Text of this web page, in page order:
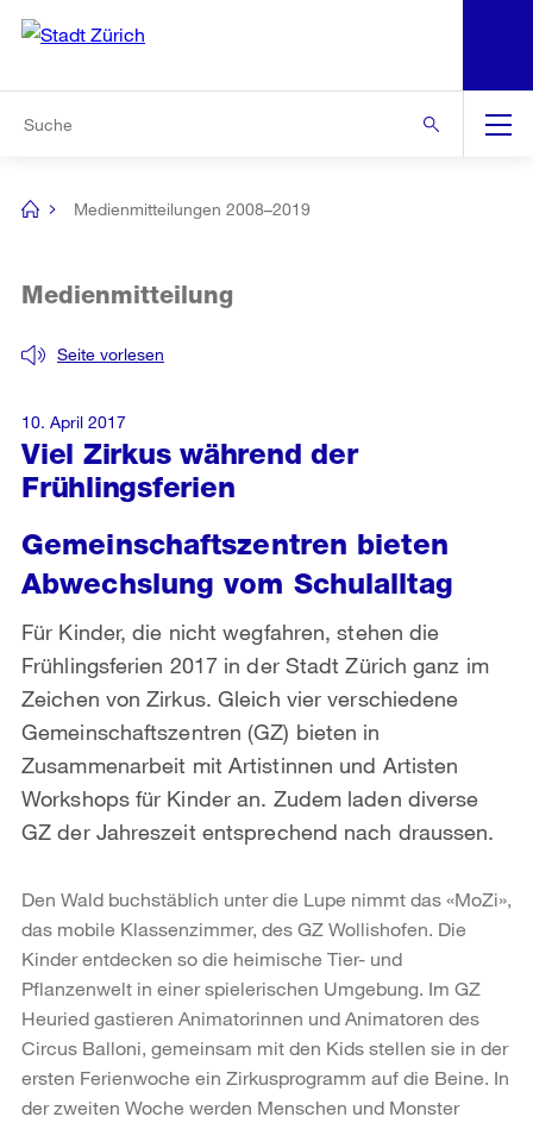
Navigation
[no
Medienmitteilungen 2008–2019
Viel Zirkus während der
Frühlingsferien
Seite vorlesen
Medienmitteilung
Gemeinschaftszentren bieten
Abwechslung vom Schulalltag
Für Kinder, die nicht wegfahren, stehen die
Frühlingsferien 2017 in der Stadt Zürich ganz im
Zeichen von Zirkus. Gleich vier verschiedene
Gemeinschaftszentren (GZ) bieten in
Zusammenarbeit mit Artistinnen und Artisten
Workshops für Kinder an. Zudem laden diverse
GZ der Jahreszeit entsprechend nach draussen.
10. April 2017
Den Wald buchstäblich unter die Lupe nimmt das «MoZi»,
das mobile Klassenzimmer, des GZ Wollishofen. Die
Kinder entdecken so die heimische Tier- und
Pflanzenwelt in einer spielerischen Umgebung. Im GZ
Heuried gastieren Animatorinnen und Animatoren des
Circus Balloni, gemeinsam mit den Kids stellen sie in der
ersten Ferienwoche ein Zirkusprogramm auf die Beine. In
der zweiten Woche werden Menschen und Monster